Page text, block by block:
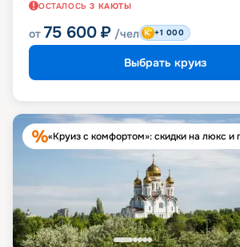
ОСТАЛОСЬ 3 КАЮТЫ
от 75 600 ₽ /чел +1 000
Выбрать круиз
«Круиз с комфортом»: скидки на люкс и